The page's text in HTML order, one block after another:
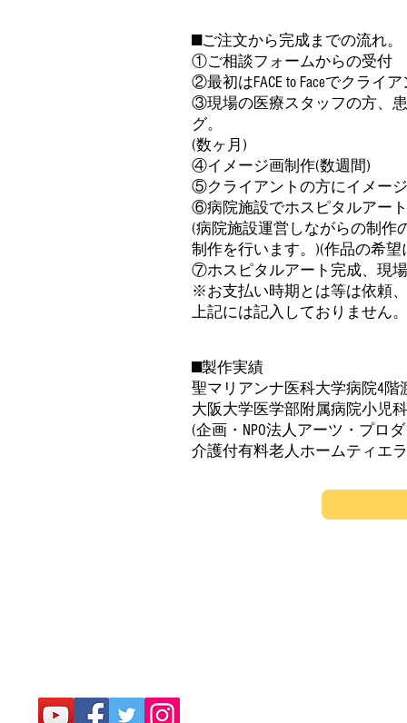
■ご注文から完成までの流れ。
①ご相談フォームからの受付
②最初はFACE to Faceでクライ
③現場の医療スタッフの方、
グ。
(数ヶ月)
④イメージ画制作(数週間)
⑤クライアントの方にイメー
⑥病院施設でホスピタルアー
(病院施設運営しながらの制作
制作を行います。)(作品の希
⑦ホスピタルアート完成、現
※お支払い時期とは等は依頼
上記には記入しておりません。
■製作実績
聖マリアンナ医科大学病院4階
大阪大学医学部附属病院小児
(企画・NPO法人アーツ・プロ
介護付有料老人ホームティエ